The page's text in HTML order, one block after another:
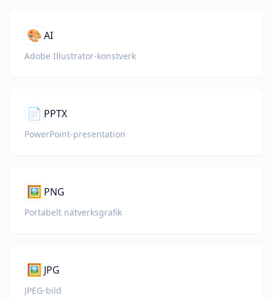
🎨AI
Adobe Illustrator-konstverk
📄 PPTX
PowerPoint-presentation
🖼️ PNG
Portabelt nätverksgrafik
🖼️ JPG
JPEG-bild